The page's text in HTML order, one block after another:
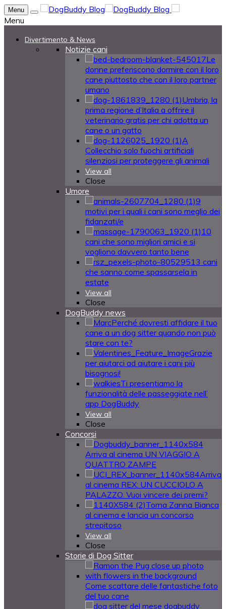
Menu
Menu
Divertimento & News
Notizie cani
Le
donne preferiscono dormire con il loro
cane piuttosto che con il loro partner
umano
Umbria, la
prima regione d’Italia a offrire il
veterinario gratis per chi adotta un
cane o un gatto
A
Collecchio solo fuochi artificiali
silenziosi per proteggere gli animali
View all
Close
Umore
9
motivi per i quali i cani sono meglio dei
fidanzati/e
10
cani che sono migliori amici e si
vogliono davvero tanto bene
13 cani
che sanno come spassarsela in
estate
View all
Close
DogBuddy news
Perché dovresti affidare il tuo
cane a un dog sitter quando non può
stare con te?
Grazie
per aiutarci ad aiutare i cani più
bisognosi!
Ti presentiamo la
funzionalità delle passeggiate nell’
app DogBuddy
View all
Close
Concorsi
Arriva al cinema UN VIAGGIO A
QUATTRO ZAMPE
Arriva
al cinema REX: UN CUCCIOLO A
PALAZZO. Vuoi vincere dei premi?
Torna Zanna Bianca
al cinema e lancia un concorso
strepitoso
View all
Close
Storie di Dog Sitter
Come scattare delle fantastiche foto
del tuo cane